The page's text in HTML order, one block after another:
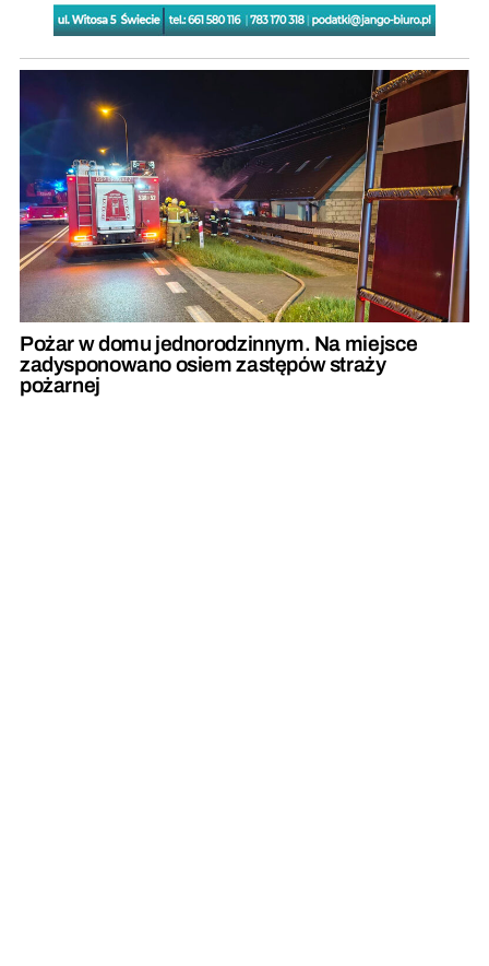
Pożar w domu jednorodzinnym. Na miejsce
zadysponowano osiem zastępów straży
pożarnej